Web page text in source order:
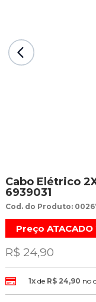
Cabo Elétrico
6939031
Cod. do Produto:
Preço ATACADO
R$ 24,90
1xde R$ 24,90 no